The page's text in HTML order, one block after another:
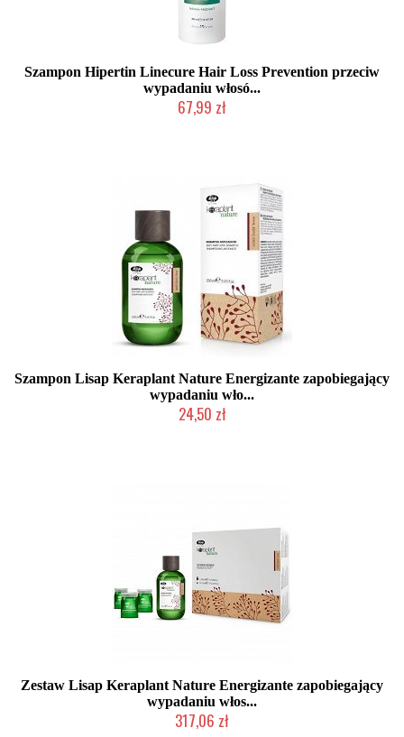
Szampon Hipertin Linecure Hair Loss Prevention przeciw
wypadaniu włosó...
67,99 zł
Szampon Lisap Keraplant Nature Energizante zapobiegający
wypadaniu wło...
24,50 zł
Zestaw Lisap Keraplant Nature Energizante zapobiegający
wypadaniu włos...
317,06 zł